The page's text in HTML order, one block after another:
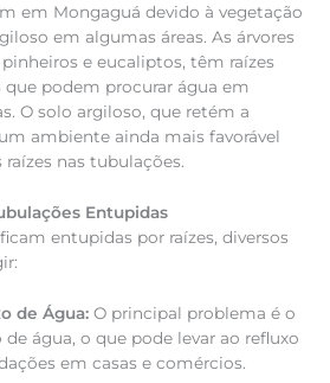
em Mongaguá devido à vegetação
em algumas áreas. As árvores
e eucaliptos, têm raízes
que podem procurar água em
O solo argiloso, que retém a
ambiente ainda mais favorável
nas tubulações.
Entupidas
entupidas por raízes, diversos
de Água: O principal problema é o
água, o que pode levar ao refluxo
em casas e comércios.